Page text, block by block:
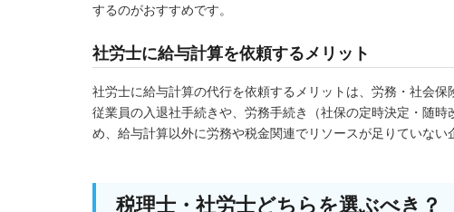
するのがおすすめです。
社労士に給与計算を依頼するメリット
社労士に給与計算の代行を依頼するメリットは、労務・社会保
従業員の入退社手続きや、労務手続き（社保の定時決定・随
め、給与計算以外に労務や税金関連でリソースが足りていない
税理士・社労士どちらを選ぶべき？